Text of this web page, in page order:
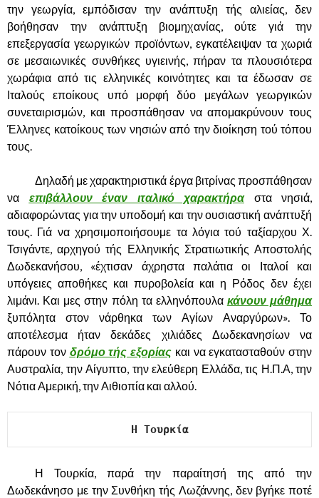
την γεωργία, εμπόδισαν την ανάπτυξη τής αλιείας, δεν
βοήθησαν την ανάπτυξη βιομηχανίας, ούτε γιά την
επεξεργασία γεωργικών προϊόντων, εγκατέλειψαν τα χωριά
σε μεσαιωνικές συνθήκες υγιεινής, πήραν τα πλουσιότερα
χωράφια από τις ελληνικές κοινότητες και τα έδωσαν σε
Ιταλούς εποίκους υπό μορφή δύο μεγάλων γεωργικών
συνεταιρισμών, και προσπάθησαν να απομακρύνουν τους
Έλληνες κατοίκους των νησιών από την διοίκηση τού τόπου
τους.
Δηλαδή με χαρακτηριστικά έργα βιτρίνας προσπάθησαν
να επιβάλλουν έναν ιταλικό χαρακτήραστα νησιά,
αδιαφορώντας για την υποδομή και την ουσιαστική ανάπτυξή
τους. Γιά να χρησιμοποιήσουμε τα λόγια τού ταξίαρχου Χ.
Τσιγάντε, αρχηγού τής Ελληνικής Στρατιωτικής Αποστολής
Δωδεκανήσου, «έχτισαν άχρηστα παλάτια οι Ιταλοί και
υπόγειες αποθήκες και πυροβολεία και η Ρόδος δεν έχει
λιμάνι. Και μες στην πόλη τα ελληνόπουλα κάνουν μάθημα
ξυπόλητα στον νάρθηκα των Αγίων Αναργύρων». Το
αποτέλεσμα ήταν δεκάδες χιλιάδες Δωδεκανησίων να
πάρουν τον δρόμο τής εξορίας και να εγκατασταθούν στην
Αυστραλία, την Αίγυπτο, την ελεύθερη Ελλάδα, τις Η.Π.Α, την
Νότια Αμερική, την Αιθιοπία και αλλού.
Η Τουρκία
Η Τουρκία, παρά την παραίτησή της από την
Δωδεκάνησο με την Συνθήκη τής Λωζάννης, δεν βγήκε ποτέ